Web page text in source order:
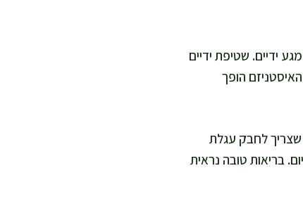
ידיים. שטיפת ידיים
הופך
שצריך לחבק עגלת
בריאות טובה נראית